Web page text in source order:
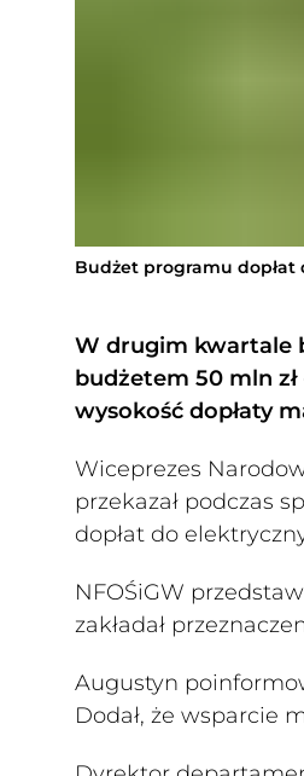
Budżet programu dopłat
W drugim kwartale
budżetem 50 mln
wysokość dopłaty
Wiceprezes
przekazał podczas
dopłat do
NFOŚiGW
zakładał
Augustyn
Dodał, że wsparcie